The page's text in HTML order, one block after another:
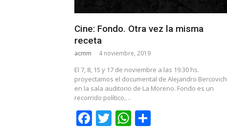
Cine: Fondo. Otra vez la misma
receta
acmm 4 noviembre, 2019
El 7, 8, 15 y 17 de noviembre a las 19.30 hs.
proyectamos el documental de Alejandro Bercovich
en la sala auditorio de La Moreno. Fondo es un
recorrido político,…
Facebook
TwitterWhatsApp